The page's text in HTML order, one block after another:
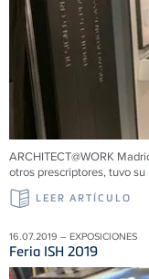
ARCHITECT@WORK
otros prescriptores, tuvo
LEER ARTÍCULO
16.07.2019 – EXPOSICIONES
Feria ISH 2019